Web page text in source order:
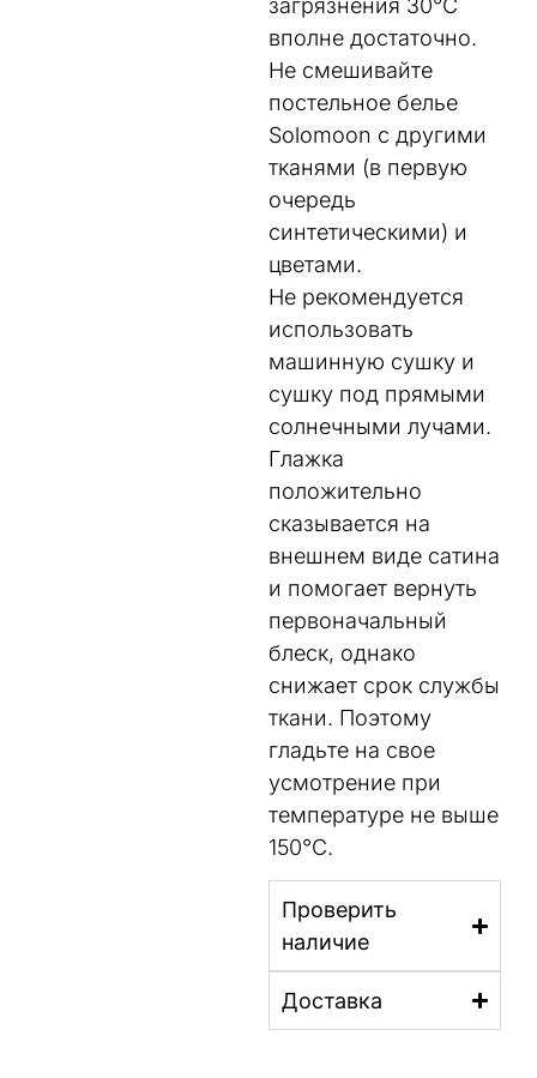
загрязнения 30°C
вполне достаточно.
Не смешивайте
постельное белье
Solomoon с другими
тканями (в первую
очередь
синтетическими) и
цветами.
Не рекомендуется
использовать
машинную сушку и
сушку под прямыми
солнечными лучами.
Глажка
положительно
сказывается на
внешнем виде сатина
и помогает вернуть
первоначальный
блеск, однако
снижает срок службы
ткани. Поэтому
гладьте на свое
усмотрение при
температуре не выше
150°C.
Проверить
наличие
Доставка